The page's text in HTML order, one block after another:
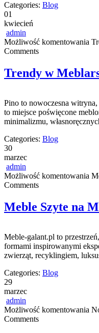
Categories: Blog
01
kwiecień
admin
Możliwość komentowania
Comments
Trendy w
Pino to nowoczesna
to miejsce poświęcone
minimalizmu,
Categories: Blog
30
marzec
admin
Możliwość komentowania
Comments
Meble Szyte na
Meble-galant.pl to
formami inspirowanymi
zwierząt, recyklingiem,
Categories: Blog
29
marzec
admin
Możliwość komentowania
Comments